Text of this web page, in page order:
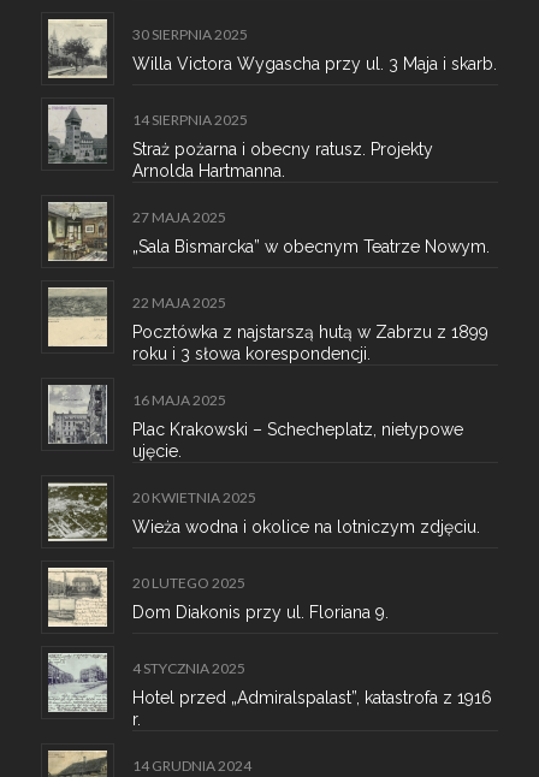
30 SIERPNIA 2025
Willa Victora Wygascha przy ul. 3 Maja i skarb.
14 SIERPNIA 2025
Straż pożarna i obecny ratusz. Projekty
Arnolda Hartmanna.
27 MAJA 2025
„Sala Bismarcka” w obecnym Teatrze Nowym.
22 MAJA 2025
Pocztówka z najstarszą hutą w Zabrzu z 1899
roku i 3 słowa korespondencji.
16 MAJA 2025
Plac Krakowski – Schecheplatz, nietypowe
ujęcie.
20 KWIETNIA 2025
Wieża wodna i okolice na lotniczym zdjęciu.
20 LUTEGO 2025
Dom Diakonis przy ul. Floriana 9.
4 STYCZNIA 2025
Hotel przed „Admiralspalast”, katastrofa z 1916
r.
14 GRUDNIA 2024